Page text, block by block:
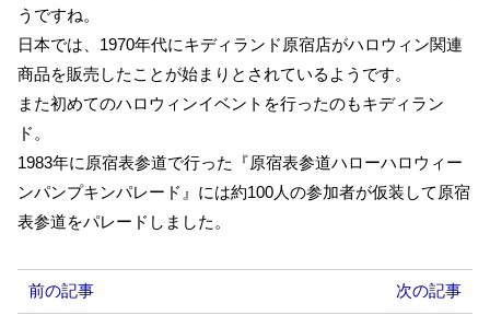
うですね。
日本では、1970年代にキディランド原宿店がハロウィン関連
商品を販売したことが始まりとされているようです。
また初めてのハロウィンイベントを行ったのもキディラン
ド。
1983年に原宿表参道で行った『原宿表参道ハローハロウィー
ンパンプキンパレード』には約100人の参加者が仮装して原宿
表参道をパレードしました。
前の記事 次の記事